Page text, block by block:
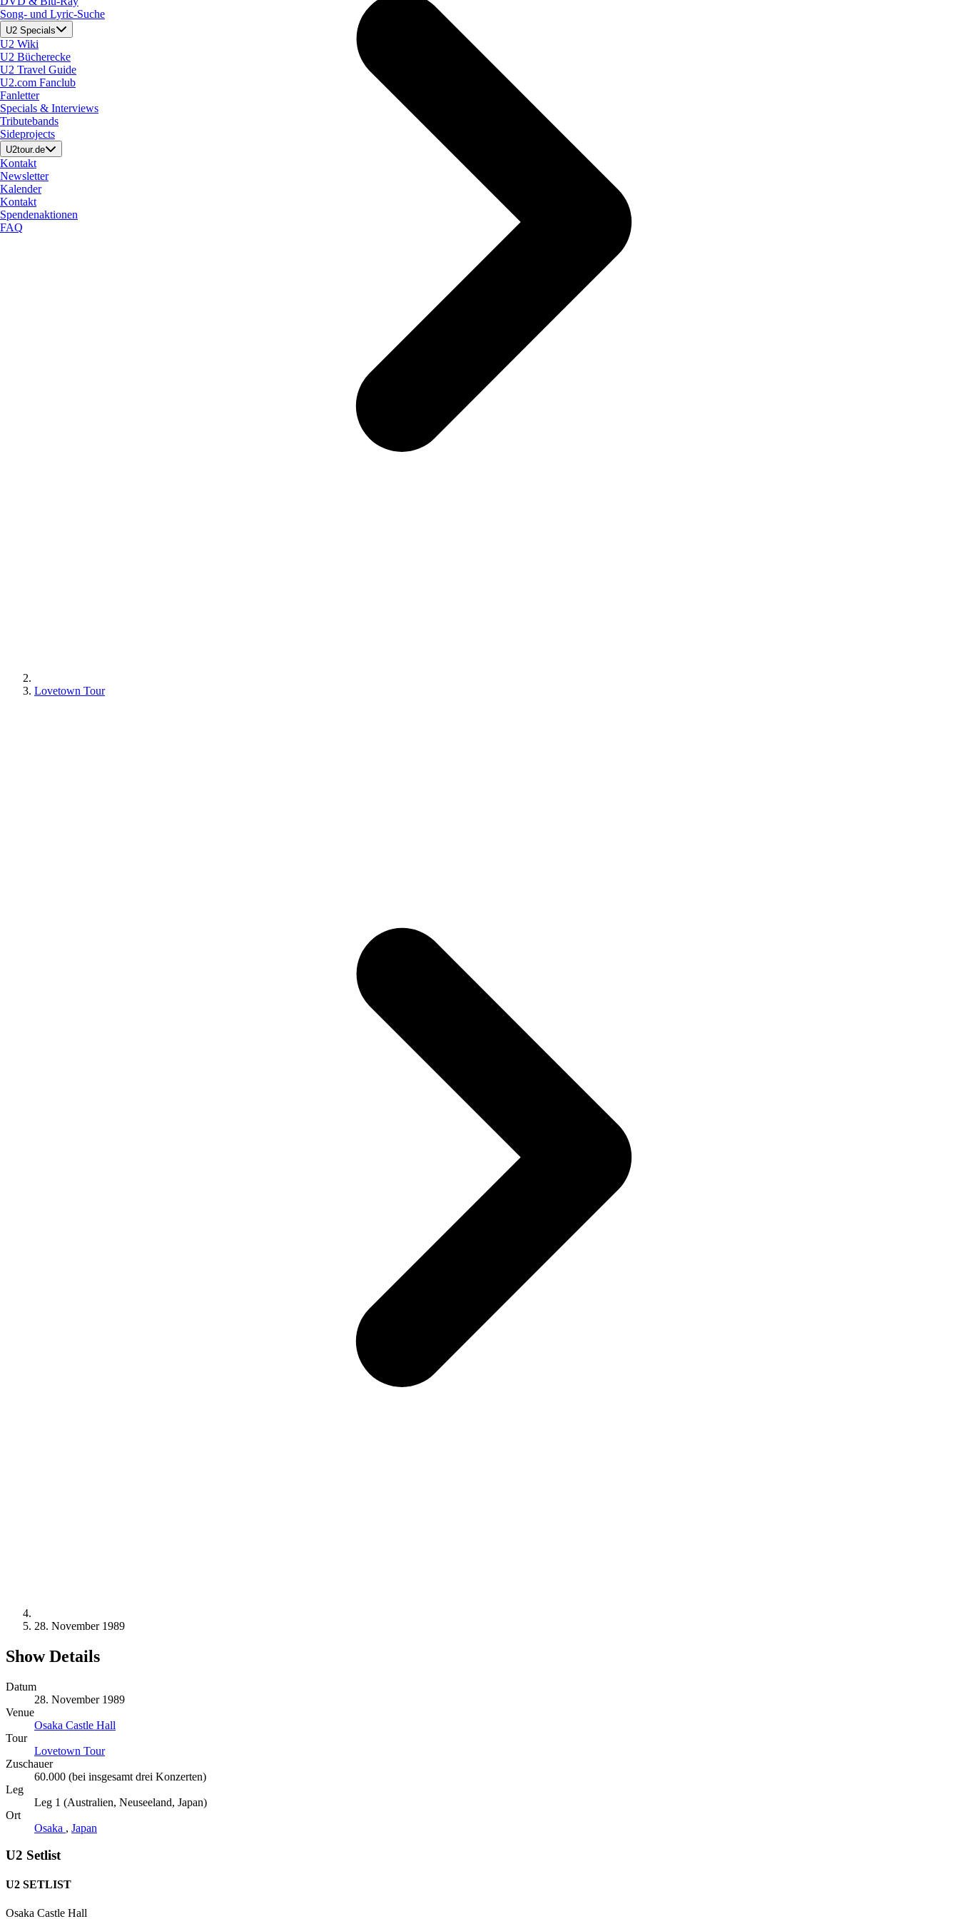
Song- und Lyric-Suche
U2 Specials
U2 Wiki
U2 Bücherecke
U2 Travel Guide
U2.com Fanclub
Fanletter
Specials & Interviews
Tributebands
Sideprojects
U2tour.de
Kontakt
Newsletter
Kalender
Kontakt
Spendenaktionen
FAQ
Lovetown Tour
28. November 1989
Show Details
Datum
28. November 1989
Venue
Osaka Castle Hall
Tour
Lovetown Tour
Zuschauer
60.000 (bei insgesamt drei Konzerten)
Leg
Leg 1 (Australien, Neuseeland, Japan)
Ort
Osaka , Japan
U2 Setlist
U2 SETLIST
Osaka Castle Hall